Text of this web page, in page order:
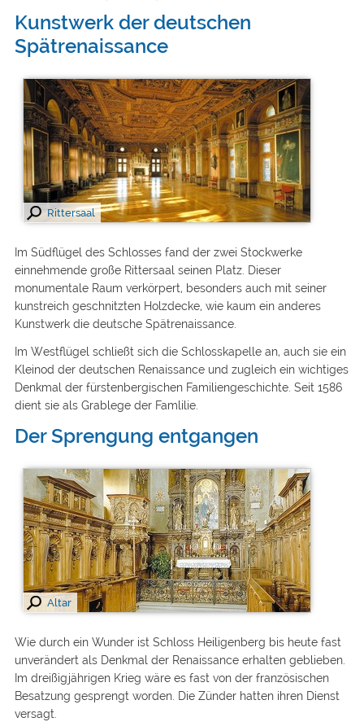
Kunstwerk der deutschen
Spätrenaissance
Rittersaal
Im Südflügel des Schlosses fand der zwei Stockwerke
einnehmende große Rittersaal seinen Platz. Dieser
monumentale Raum verkörpert, besonders auch mit seiner
kunstreich geschnitzten Holzdecke, wie kaum ein anderes
Kunstwerk die deutsche Spätrenaissance.
Im Westflügel schließt sich die Schlosskapelle an, auch sie ein
Kleinod der deutschen Renaissance und zugleich ein wichtiges
Denkmal der fürstenbergischen Familiengeschichte. Seit 1586
dient sie als Grablege der Famlilie.
Der Sprengung entgangen
Altar
Wie durch ein Wunder ist Schloss Heiligenberg bis heute fast
unverändert als Denkmal der Renaissance erhalten geblieben.
Im dreißigjährigen Krieg wäre es fast von der französischen
Besatzung gesprengt worden. Die Zünder hatten ihren Dienst
versagt.